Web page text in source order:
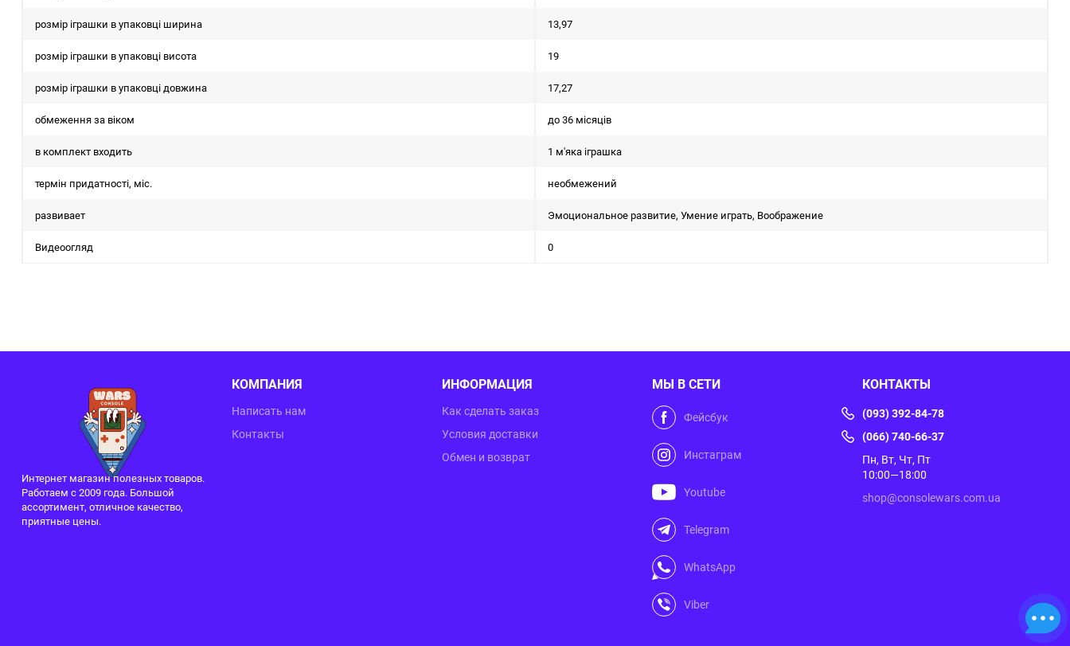
розмір іграшки в упаковці ширина 13,97
розмір іграшки в упаковці висота 19
розмір іграшки в упаковці довжина 17,27
обмеження за віком до 36 місяців
в комплект входить 1 м'яка іграшка
термін придатності, міс. необмежений
развивает Эмоциональное развитие, Умение играть, Воображение
Видеоогляд 0
Интернет магазин полезных товаров.
Работаем с 2009 года. Большой
ассортимент, отличное качество,
приятные цены.
КОМПАНИЯ
Написать нам
Контакты
ИНФОРМАЦИЯ
Как сделать заказ
Условия доставки
Обмен и возврат
МЫ В СЕТИ
Фейсбук
Инстаграм
Youtube
Telegram
WhatsApp
Viber
КОНТАКТЫ
(093) 392-84-78
(066) 740-66-37
Пн, Вт, Чт, Пт
10:00—18:00
shop@consolewars.com.ua